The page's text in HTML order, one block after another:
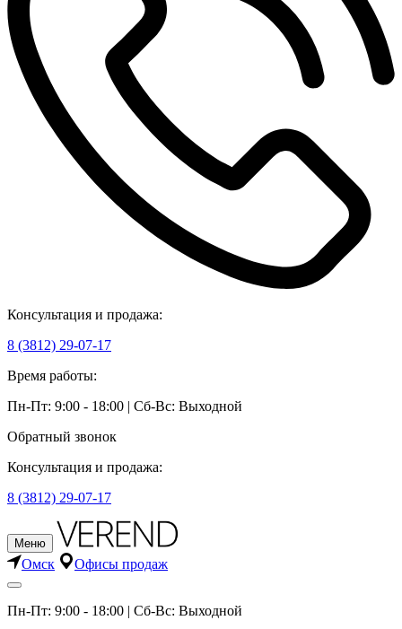
Консультация и продажа:
8 (3812) 29-07-17
Время работы:
Пн-Пт: 9:00 - 18:00 | Сб-Вс: Выходной
Обратный звонок
Консультация и продажа:
8 (3812) 29-07-17
Меню
Омск Офисы продаж
Пн-Пт: 9:00 - 18:00 | Сб-Вс: Выходной